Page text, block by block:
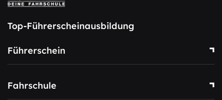
Top-Führerscheinausbildung
Führerschein
Fahrschule